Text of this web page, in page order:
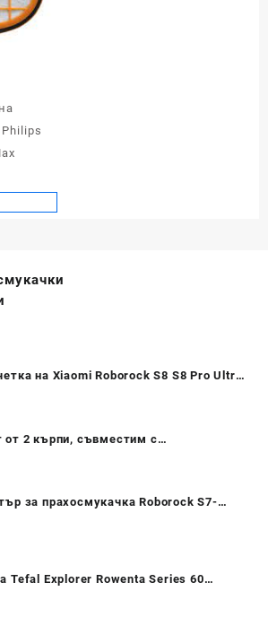
на Xiaomi Roborock S8 S8 Pro Ultra
от 2 кърпи, съвместим с
Rowenta Tefal Explorer Serie 60 /
за прахосмукачка Roborock S7-
Tefal Explorer Rowenta Series 60